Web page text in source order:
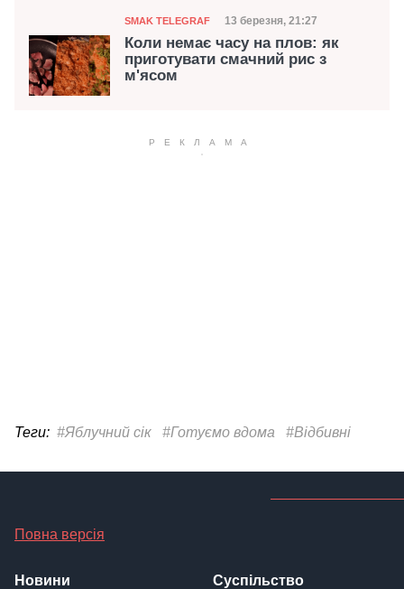
Категорія
SMAK TELEGRAF Дата публікації
13 березня, 21:27
Коли немає часу на плов: як
приготувати смачний рис з
м'ясом
Теги: #Яблучний сік #Готуємо вдома #Відбивні
Повна версія
Новини Суспільство